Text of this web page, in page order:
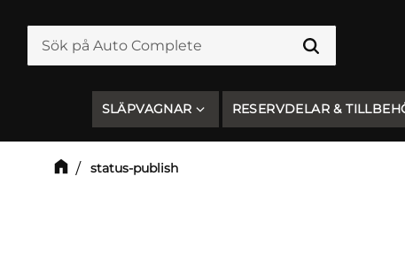
SLÄPVAGNAR RESERVDELAR &
status-publish